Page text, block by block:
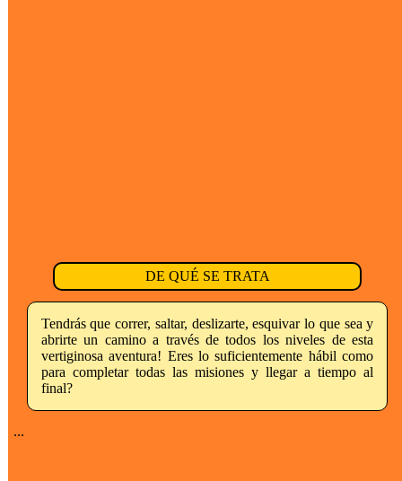
DE QUÉ SE TRATA
Tendrás que correr, saltar, deslizarte, esquivar lo que sea y
abrirte un camino a través de todos los niveles de esta
vertiginosa aventura! Eres lo suficientemente hábil como
para completar todas las misiones y llegar a tiempo al
final?
...